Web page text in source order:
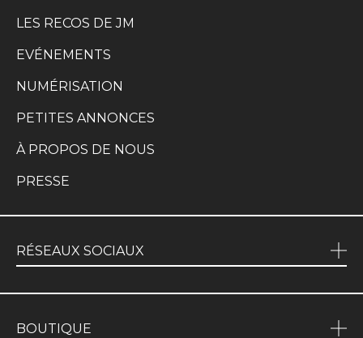
LES RECOS DE JM
EVÉNEMENTS
NUMÉRISATION
PETITES ANNONCES
À PROPOS DE NOUS
PRESSE
RÉSEAUX SOCIAUX
BOUTIQUE